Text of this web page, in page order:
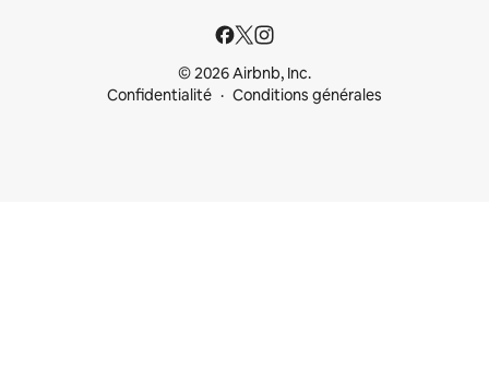
© 2026 Airbnb, Inc.
Confidentialité
Conditions générales